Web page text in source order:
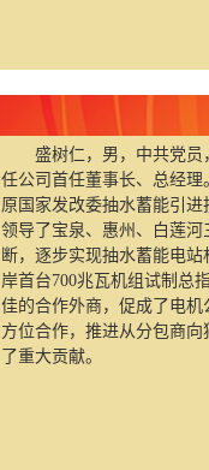
盛树仁，男，中共党员
任公司首任董事长、总经
原国家发改委抽水蓄能引
领导了宝泉、惠州、白莲
断，逐步实现抽水蓄能电
岸首台700兆瓦机组试制总
佳的合作外商，促成了电
方位合作，推进从分包商
了重大贡献。